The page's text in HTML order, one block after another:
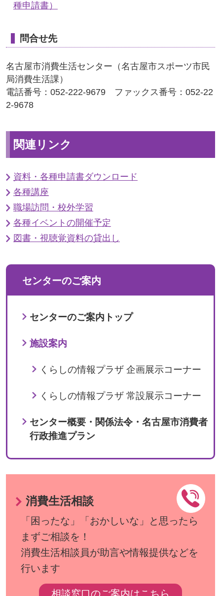
種申請書）
問合せ先
名古屋市消費生活センター（名古屋市スポーツ市民
局消費生活課）
電話番号：052-222-9679 ファックス番号：052-22
2-9678
関連リンク
資料・各種申請書ダウンロード
各種講座
職場訪問・校外学習
各種イベントの開催予定
図書・視聴覚資料の貸出し
センターのご案内
センターのご案内トップ
施設案内
くらしの情報プラザ 企画展示コーナー
くらしの情報プラザ 常設展示コーナー
センター概要・関係法令・名古屋市消費者
行政推進プラン
消費生活相談
「困ったな」「おかしいな」と思ったら
まずご相談を！
消費生活相談員が助言や情報提供などを
行います
相談窓口のご案内はこちら